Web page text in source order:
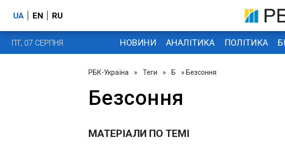
UA EN RU
ПТ, 07 СЕРПНЯ НОВИНИ АНАЛІТИКА ПОЛІТИКА
РБК-Україна » Теги » Б » Безсоння
Безсоння
МАТЕРІАЛИ ПО ТЕМІ